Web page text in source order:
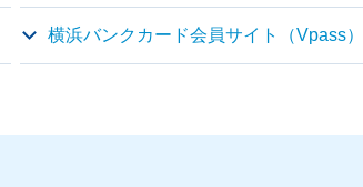
横浜バンクカード会員サイト（Vpass）